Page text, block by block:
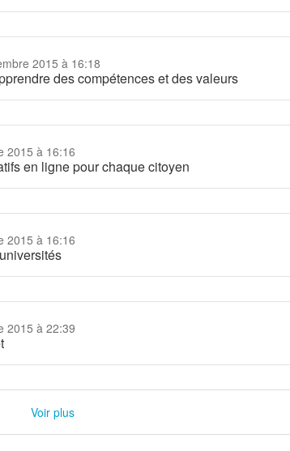
2015 à 16:18
des compétences et des valeurs
2015 à 16:16
en ligne pour chaque citoyen
2015 à 16:16
2015 à 22:39
Voir plus